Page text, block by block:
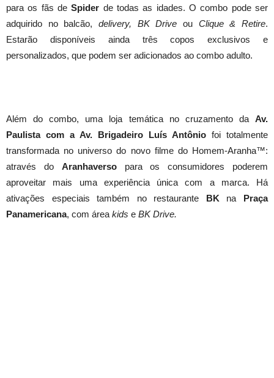
para os fãs deSpider de todas as idades. O combo pode ser
adquirido no balcão, delivery, BK Drive ou Clique & Retire.
Estarão disponíveis ainda três copos exclusivos e
personalizados, que podem ser adicionados ao combo adulto.
Além do combo, uma loja temática no cruzamento da Av.
Paulista com a Av. Brigadeiro Luís Antônio foi totalmente
transformada no universo do novo filme do Homem-Aranha™:
através do Aranhaversopara os consumidores poderem
aproveitar mais uma experiência única com a marca. Há
ativações especiais também no restaurante BK na Praça
Panamericana, com área kids e BK Drive.